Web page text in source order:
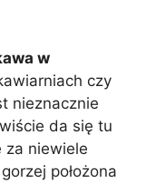
w
czy
nieznacznie
da się tu
za niewiele
położona